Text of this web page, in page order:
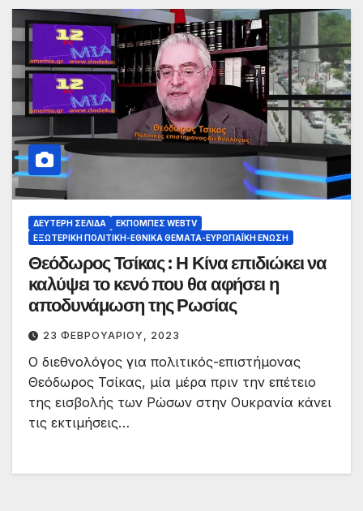
ΔΕΎΤΕΡΗ ΣΕΛΊΔΑ
ΕΚΠΟΜΠΈΣ WEBTV
ΕΞΩΤΕΡΙΚΉ ΠΟΛΙΤΙΚΉ-ΕΘΝΙΚΆ ΘΈΜΑΤΑ-ΕΥΡΩΠΑΪΚΉ ΈΝΩΣΗ
Θεόδωρος Τσίκας : Η Κίνα επιδιώκει να
καλύψει το κενό που θα αφήσει η
αποδυνάμωση της Ρωσίας
23 ΦΕΒΡΟΥΑΡΊΟΥ, 2023
Ο διεθνολόγος για πολιτικός-επιστήμονας
Θεόδωρος Τσίκας, μία μέρα πριν την επέτειο
της εισβολής των Ρώσων στην Ουκρανία κάνει
τις εκτιμήσεις…